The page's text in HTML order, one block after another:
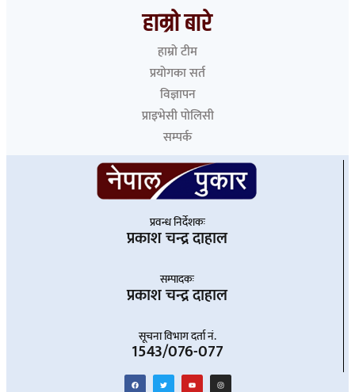
हाम्रो बारे
हाम्रो टीम
प्रयोगका सर्त
विज्ञापन
प्राइभेसी पोलिसी
सम्पर्क
प्रवन्ध निर्देशकः
प्रकाश चन्द्र दाहाल
सम्पादकः
प्रकाश चन्द्र दाहाल
सूचना विभाग दर्ता नं.
1543/076-077